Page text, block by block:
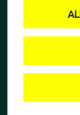
Weitere Links: